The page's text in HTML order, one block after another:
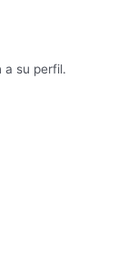
a su perfil.